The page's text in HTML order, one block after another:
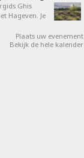
Ghis
Hageven. Je
Plaats uw evenement
Bekijk de hele kalender